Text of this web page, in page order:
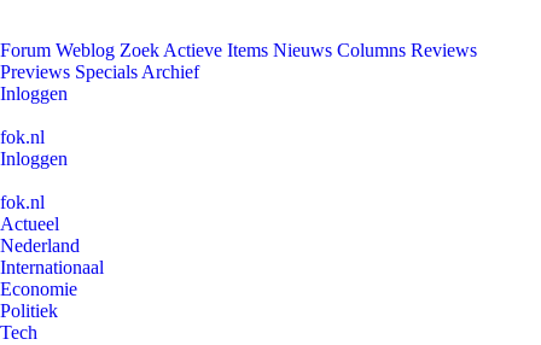
Forum Weblog Zoek Actieve Items Nieuws Columns Reviews
Previews Specials Archief
Inloggen
fok.nl
Inloggen
fok.nl
Actueel
Nederland
Internationaal
Economie
Politiek
Tech